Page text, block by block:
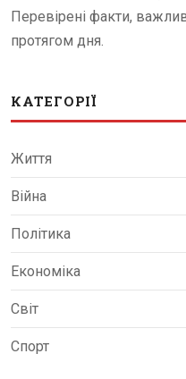
Перевірені факти,
протягом дня.
КАТЕГОРІЇ
Життя
Війна
Політика
Економіка
Світ
Спорт